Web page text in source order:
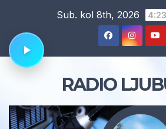
content
Sub. kol 8th, 2026
RADIO